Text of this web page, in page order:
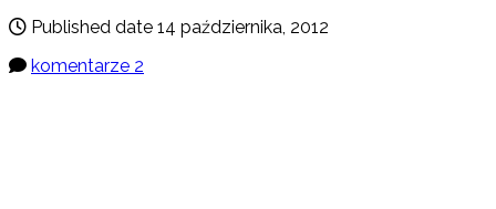
Published date 14 października, 2012
komentarze 2